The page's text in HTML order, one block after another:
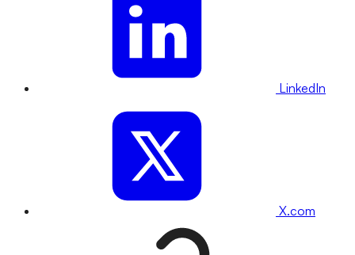
LinkedIn
X.com